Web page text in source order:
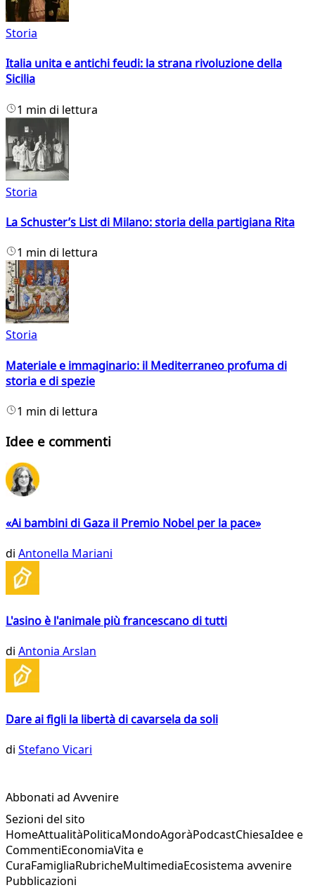
Storia
Italia unita e antichi feudi: la strana rivoluzione della
Sicilia
1 min di lettura
Storia
La Schuster’s List di Milano: storia della partigiana Rita
1 min di lettura
Storia
Materiale e immaginario: il Mediterraneo profuma di
storia e di spezie
1 min di lettura
Idee e commenti
«Ai bambini di Gaza il Premio Nobel per la pace»
di Antonella Mariani
L'asino è l'animale più francescano di tutti
di Antonia Arslan
Dare ai figli la libertà di cavarsela da soli
di Stefano Vicari
Abbonati ad Avvenire
Sezioni del sito
HomeAttualitàPoliticaMondoAgoràPodcastChiesaIdee e
CommentiEconomiaVita e
CuraFamigliaRubricheMultimediaEcosistema avvenire
Pubblicazioni